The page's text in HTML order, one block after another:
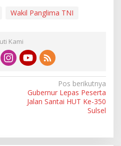
Wakil Panglima TNI
Kami
Pos berikutnya
Gubernur Lepas Peserta
Jalan Santai HUT Ke-350
Sulsel